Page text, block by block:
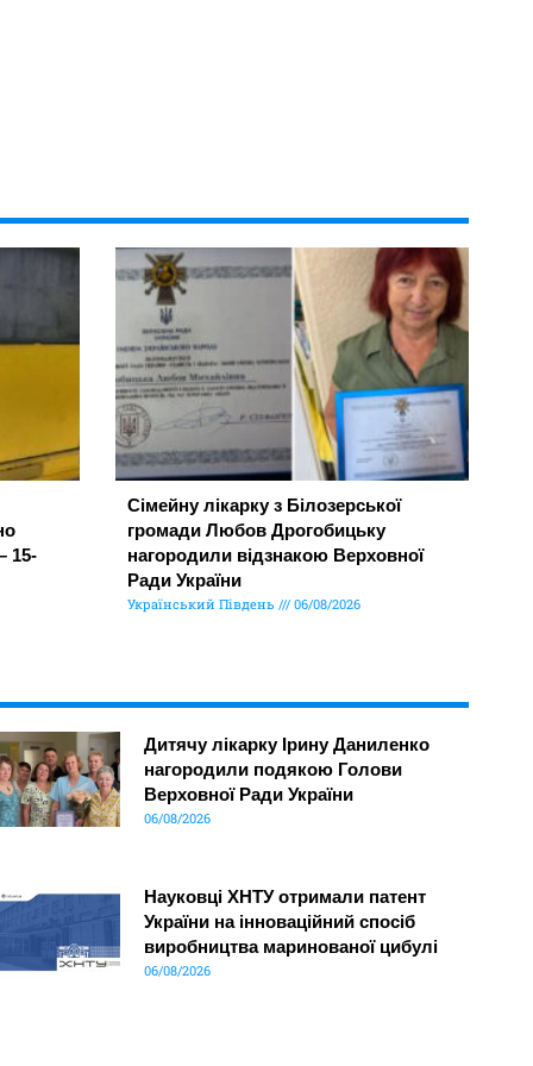
15-
Сімейну лікарку з Білозерської
громади Любов Дрогобицьку
нагородили відзнакою Верховної
Ради України
Український Південь 06/08/2026
Дитячу лікарку Ірину Даниленко
нагородили подякою Голови
Верховної Ради України
06/08/2026
Науковці ХНТУ отримали патент
України на інноваційний спосіб
виробництва маринованої цибулі
06/08/2026